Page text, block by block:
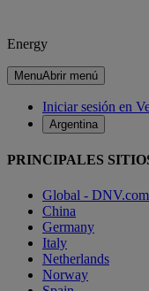
Energy
MenuAbrir menú
Iniciar sesión en
Argentina
PRINCIPALES
Global - DNV.com
China
Germany
Italy
Netherlands
Norway